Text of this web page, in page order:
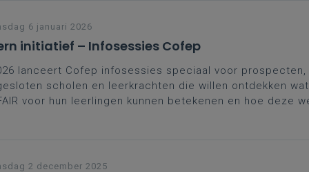
6 januari 2026
initiatief – Infosessies Cofep
lanceert Cofep infosessies speciaal voor prospecten,
scholen en leerkrachten die willen ontdekken wat
voor hun leerlingen kunnen betekenen en hoe deze
2 december 2025